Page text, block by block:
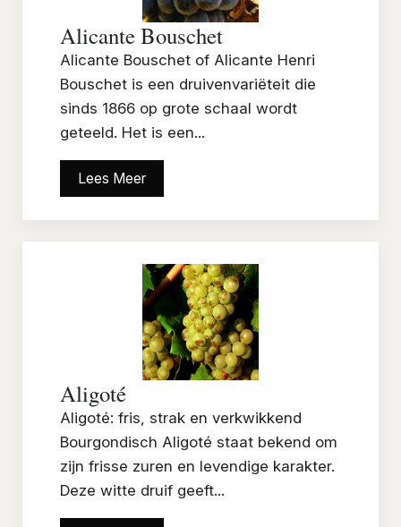
Alicante Bouschet
Alicante Bouschet of Alicante Henri
Bouschet is een druivenvariëteit die
sinds 1866 op grote schaal wordt
geteeld. Het is een...
Lees Meer
Aligoté
Aligoté: fris, strak en verkwikkend
Bourgondisch Aligoté staat bekend om
zijn frisse zuren en levendige karakter.
Deze witte druif geeft...